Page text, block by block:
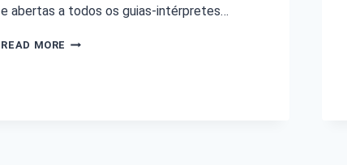
e abertas a todos os guias-intérpretes…
READ MORE